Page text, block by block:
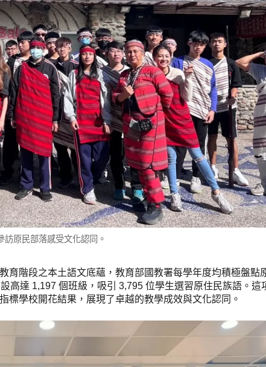
訪原民部落感受文化認同。
育階段之本土語文底蘊，教育部國教署每學年度均積極盤點
高達 1,197 個班級，吸引 3,795 位學生選習原住民族語。這
標學校開花結果，展現了卓越的教學成效與文化認同。